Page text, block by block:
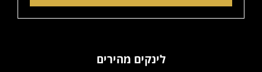
לינקים מהירים